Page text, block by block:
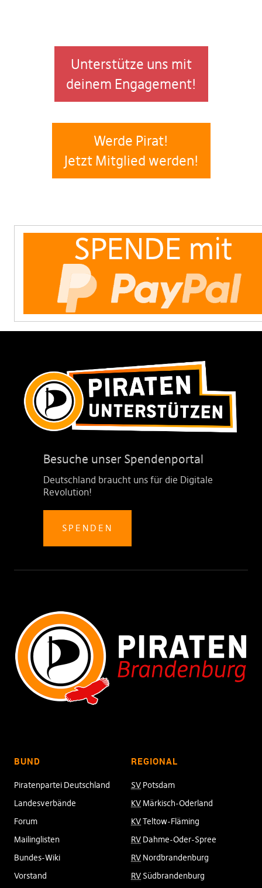
Unterstütze uns mit
deinem Engagement!
Werde Pirat!
Jetzt Mitglied werden!
Besuche unser Spendenportal
Deutschland braucht uns für die Digitale
Revolution!
SPENDEN
BUND
Piratenpartei Deutschland
Landesverbände
Forum
Mailinglisten
Bundes-Wiki
Vorstand
REGIONAL
SV Potsdam
KV Märkisch-Oderland
KVTeltow-Fläming
RV Dahme-Oder-Spree
RV Nordbrandenburg
RV Südbrandenburg